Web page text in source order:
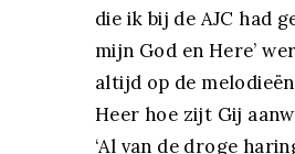
die ik bij de AJC had
mijn God en Here’
altijd op de
Heer hoe zijt Gij
‘Al van de droge